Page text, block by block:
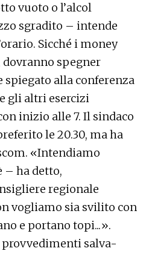
vuoto o l’alcol
sgradito – intende
Sicché i money
dovranno spegner
spiegato alla conferenza
gli altri esercizi
inizio alle 7. Il sindaco
le 20.30, ma ha
«Intendiamo
– ha detto,
regionale
vogliamo sia svilito con
e portano topi...».
provvedimenti salva-